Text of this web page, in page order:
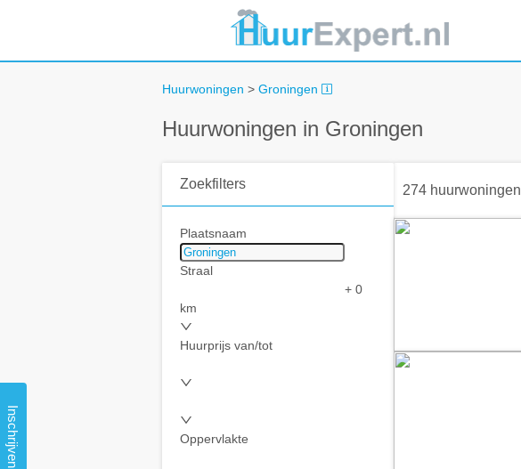
Huurwoningen > Groningen
Huurwoningen in Groningen
Zoekfilters
Plaatsnaam
Straal
+ 0
km
Huurprijs van/tot
Oppervlakte
274 huurwoningen
Inschrijven